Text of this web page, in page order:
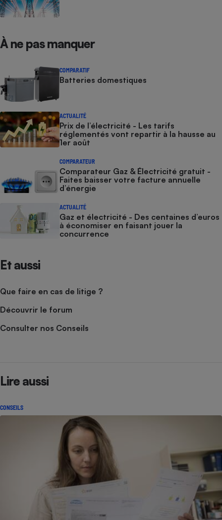
À ne pas manquer
COMPARATIF
Batteries domestiques
ACTUALITÉ
Prix de l’électricité - Les tarifs
réglementés vont repartir à la hausse au
1er août
COMPARATEUR
Comparateur Gaz & Électricité gratuit -
Faites baisser votre facture annuelle
d’énergie
ACTUALITÉ
Gaz et électricité - Des centaines d’euros
à économiser en faisant jouer la
concurrence
Et aussi
Que faire en cas de litige ?
Découvrir le forum
Consulter nos Conseils
Lire aussi
CONSEILS